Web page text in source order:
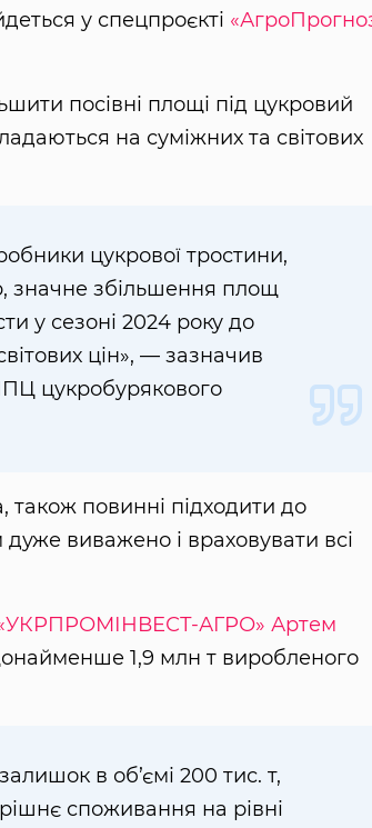
у спецпроєкті
посівні площі під цукровий
на суміжних та світових
цукрової тростини,
значне збільшення площ
у сезоні 2024 року до
цін», — зазначив
цукробурякового
також повинні підходити до
виважено і враховувати всі
АГРО» Артем
1,9 млн т виробленого
в об’ємі 200 тис. т,
споживання на рівні